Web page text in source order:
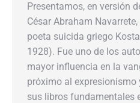
Presentamos, en versión
César Abraham
poeta suicida griego
1928). Fue uno de los
mayor influencia en la
próximo al expresionismo
sus libros fundamentales